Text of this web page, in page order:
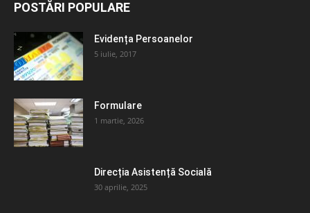
POSTĂRI POPULARE
Evidența Persoanelor
5 iulie, 2017
Formulare
1 martie, 2026
Direcția Asistență Socială
30 aprilie, 2025